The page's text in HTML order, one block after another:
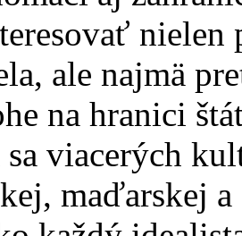
nielen
ale najmä
na hranici
sa viacerých
maďarskej